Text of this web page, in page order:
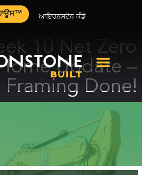
ਆਇਰਨਸਟੋਨ ਕੰਡੋ
10 Net Zero
Update –
Framing Done!